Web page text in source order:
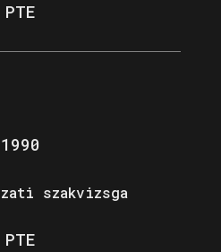
PTE
1990
szakvizsga
PTE